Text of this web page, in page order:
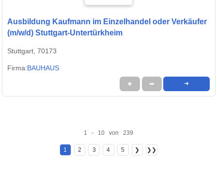
Ausbildung Kaufmann im Einzelhandel oder Verkäufer
(m/w/d) Stuttgart-Untertürkheim
Stuttgart, 70173
Firma:BAUHAUS
★ ➦ ➜
1 - 10 von 239
1 2 3 4 5 ❯ ❯❯